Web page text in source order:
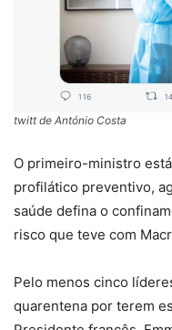
twitt de António Costa
O primeiro-ministro
profilático preventivo,
saúde defina o
risco que teve com
Pelo menos cinco
quarentena por terem